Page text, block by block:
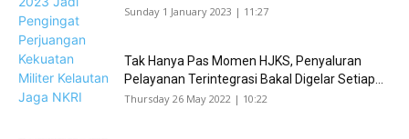
Sunday 1 January 2023 | 11:27
Tak Hanya Pas Momen HJKS, Penyaluran
Pelayanan Terintegrasi Bakal Digelar Setiap...
Thursday 26 May 2022 | 10:22